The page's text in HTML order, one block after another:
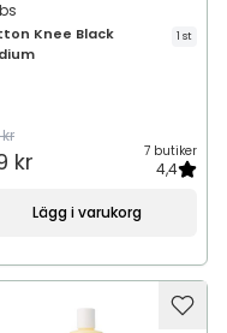
Knee Black
1 st
kr 7 butiker
4,4
Lägg i varukorg